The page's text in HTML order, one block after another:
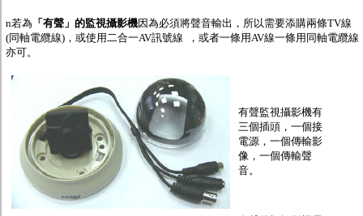
n若為 「有聲」的監視攝影機因為必須將聲音輸出，所以需要添購兩條TV線
(同軸電纜線)， 或使用二合一AV訊號線 ，或者一條用AV線一條用同軸電纜線
亦可。
有聲監視攝影機有
三個插頭，一個接
電源，一個傳輸影
像，一個傳輸聲
音。